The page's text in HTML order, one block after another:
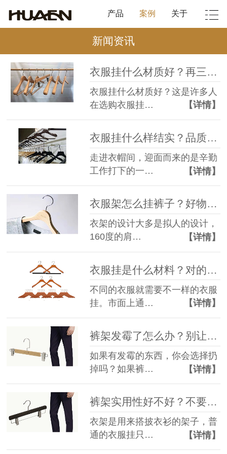
产品 案例 关于
新闻资讯
衣服挂什么材质好？再三比较还是他好【华恩衣架】
衣服挂什么材质好？这是许多人
在选购衣服挂…
【详情】
衣服挂什么样结实？品质工艺一样都少不了【华恩衣架】
走进衣帽间，迎面而来的是辛勤
工作打下的一…
【详情】
衣服架怎么挂裤子？好物多用必get【华恩衣架】
衣架的设计大多是拟人的设计，
160度的肩…
【详情】
衣服挂是什么材料？对的衣服挂才能给衣服好的呵护【华恩衣架】
不同的衣服就需要不一样的衣服
挂。市面上通…
【详情】
裤架发霉了怎么办？别让这一步毁在自己手里【华恩衣架】
如果有发霉的东西，你会选择扔
掉吗？如果裤…
【详情】
裤架实用性好不好？不要忽略小细节【华恩衣架】
衣架是用来搭披衣衫的架子，普
通的衣服挂只…
【详情】